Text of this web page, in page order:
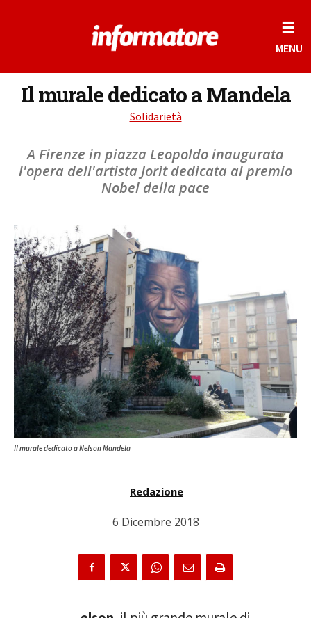
☰
MENU
Il murale dedicato a Mandela
Solidarietà
A Firenze in piazza Leopoldo inaugurata
l'opera dell'artista Jorit dedicata al premio
Nobel della pace
Il murale dedicato a Nelson Mandela
Redazione
6 Dicembre 2018